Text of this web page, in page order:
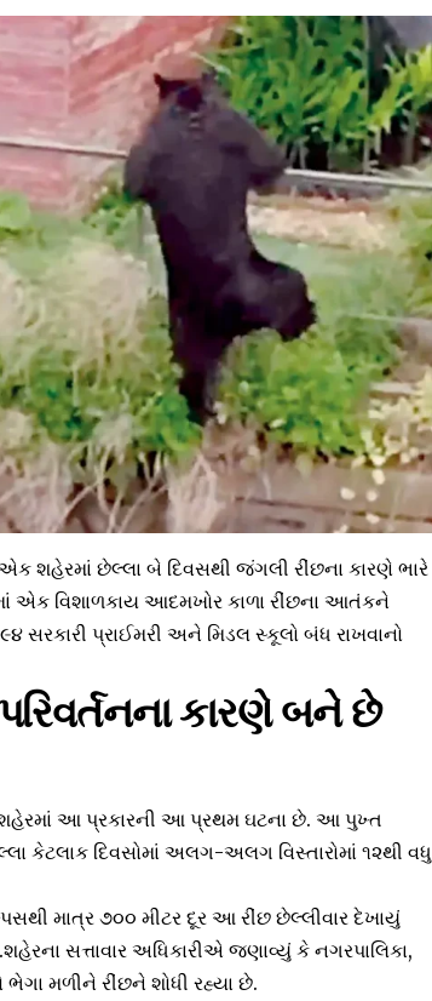
શહેરમાં છેલ્લા બે દિવસથી જંગલી રીંછના કારણે ભારે
એક વિશાળકાય આદમખોર કાળા રીંછના આતંકને
સરકારી પ્રાઈમરી અને મિડલ સ્કૂલો બંધ રાખવાનો
કારણે બને છે
શહેરમાં આ પ્રકારની આ પ્રથમ ઘટના છે. આ પુખ્ત
દિવસોમાં અલગ-અલગ વિસ્તારોમાં ૧૨થી વધુ
માત્ર ૭૦૦ મીટર દૂર આ રીંછ છેલ્લીવાર દેખાયું
સત્તાવાર અધિકારીએ જણાવ્યું કે નગરપાલિકા,
મળીને રીંછને શોધી રહ્યા છે.